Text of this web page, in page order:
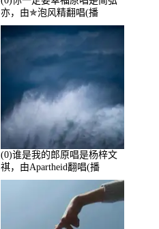
亦，由✯泡风精翻唱(播
放:102381)
(0)谁是我的郎原唱是杨梓文
祺，由Apartheid翻唱(播
放:94178)